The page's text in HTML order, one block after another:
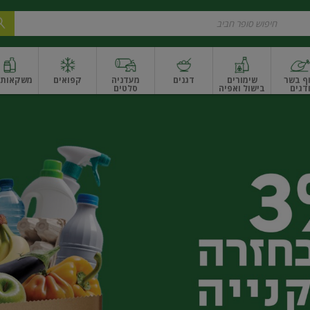
בשר
ודגים
שימורים
בישול ואפיה
דגנים מעדניה
סלטים
ונקניקים
קפואים משקאות
ואגוזיםפירות יבשים ארוזפירות יבשים בתפזורתפיצוחים, אגוזים